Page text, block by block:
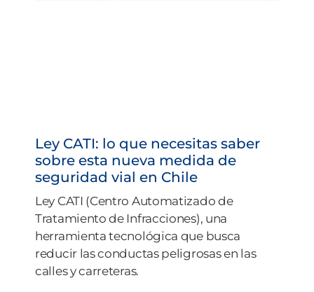
Ley CATI: lo que necesitas saber
sobre esta nueva medida de
seguridad vial en Chile
Ley CATI (Centro Automatizado de
Tratamiento de Infracciones), una
herramienta tecnológica que busca
reducir las conductas peligrosas en las
calles y carreteras.